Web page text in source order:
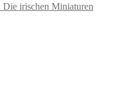
Die irischen Miniaturen